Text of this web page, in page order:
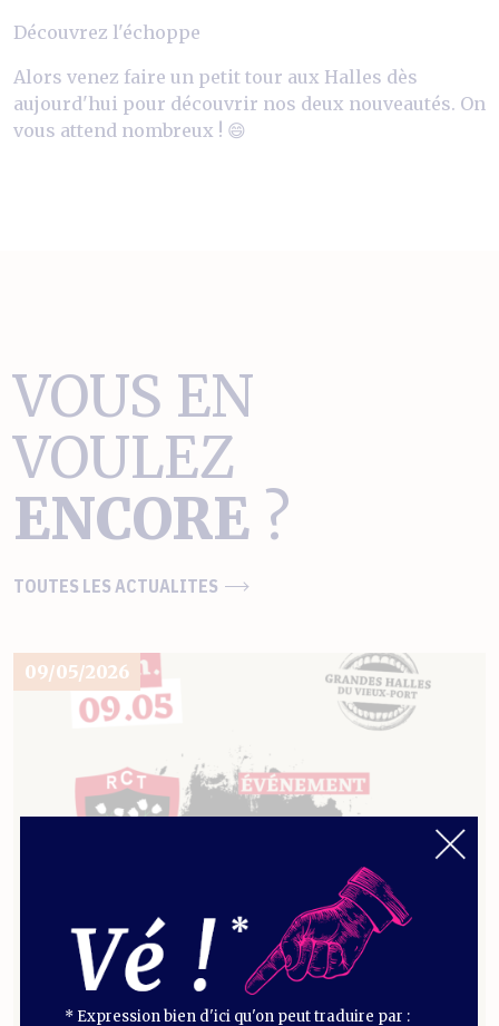
Découvrez l'échoppe
Alors venez faire un petit tour aux Halles dès
aujourd'hui pour découvrir nos deux nouveautés. On
vous attend nombreux ! 😄
VOUS EN
VOULEZ
ENCORE ?
TOUTES LES ACTUALITES
09/05/2026
* Expression bien d'ici qu'on peut traduire par :